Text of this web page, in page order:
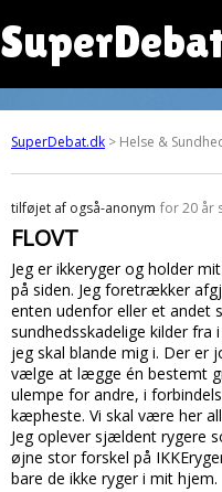
SuperDebat.dk > Helse &
tilføjet af også-anonym for 20 år
FLOVT
Jeg er ikkeryger og holder
på siden. Jeg foretrækker
enten udenfor eller et andet
sundhedsskadelige kilder
jeg skal blande mig i. Der
vælge at lægge én bestemt
ulempe for andre, i
kæpheste. Vi skal være her
Jeg oplever sjældent rygere
øjne stor forskel på
bare de ikke ryger i mit hjem.